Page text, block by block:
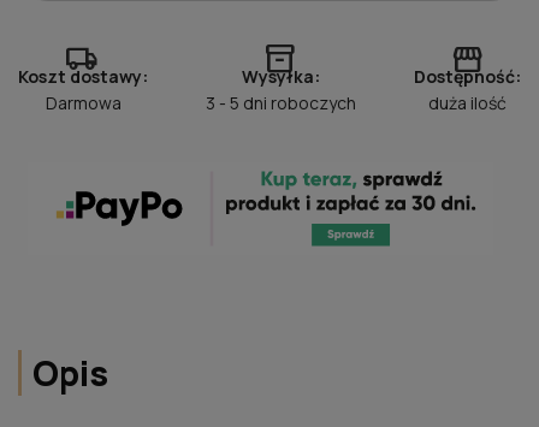
local_shipping
Koszt dostawy:
Darmowa
inventory_2
Wysyłka:
3 - 5 dni roboczych
storefront
Dostępność:
duża ilość
Opis